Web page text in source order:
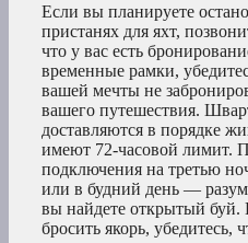
Если вы планируете
пристанях для яхт,
что у вас есть
временные рамки,
вашей мечты не
вашего путешествия.
доставляются в порядке
имеют 72-часовой лимит.
подключения на третью
или в будний день —
вы найдете открытый буй.
бросить якорь, убедитесь,